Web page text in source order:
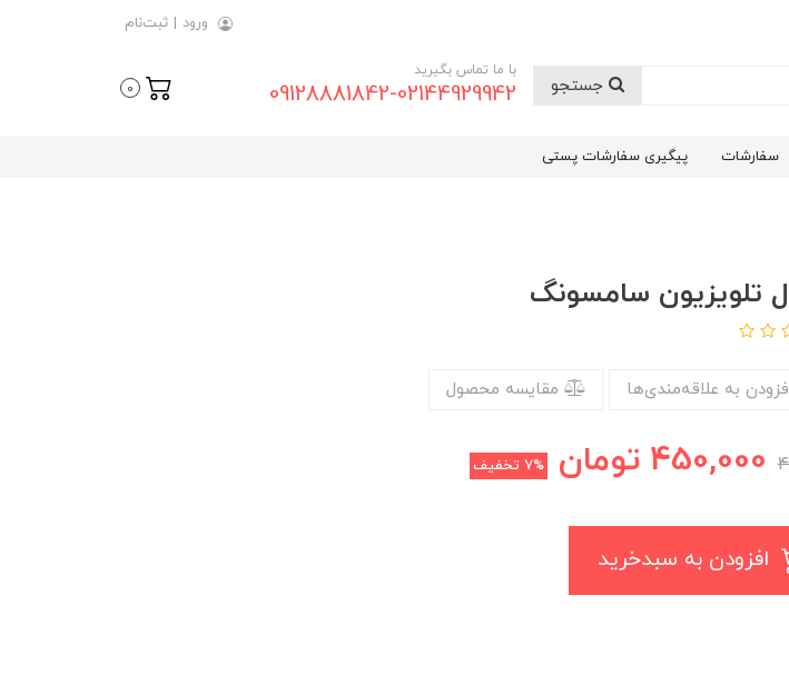
ورود | ثبت‌نام
با ما تماس بگیرید
09128881842-02144929942
0
سفارشات پیگیری سفارشات پستی
تلویزیون سامسونگ
مقایسه محصول
450,000 تومان 7% تخفیف